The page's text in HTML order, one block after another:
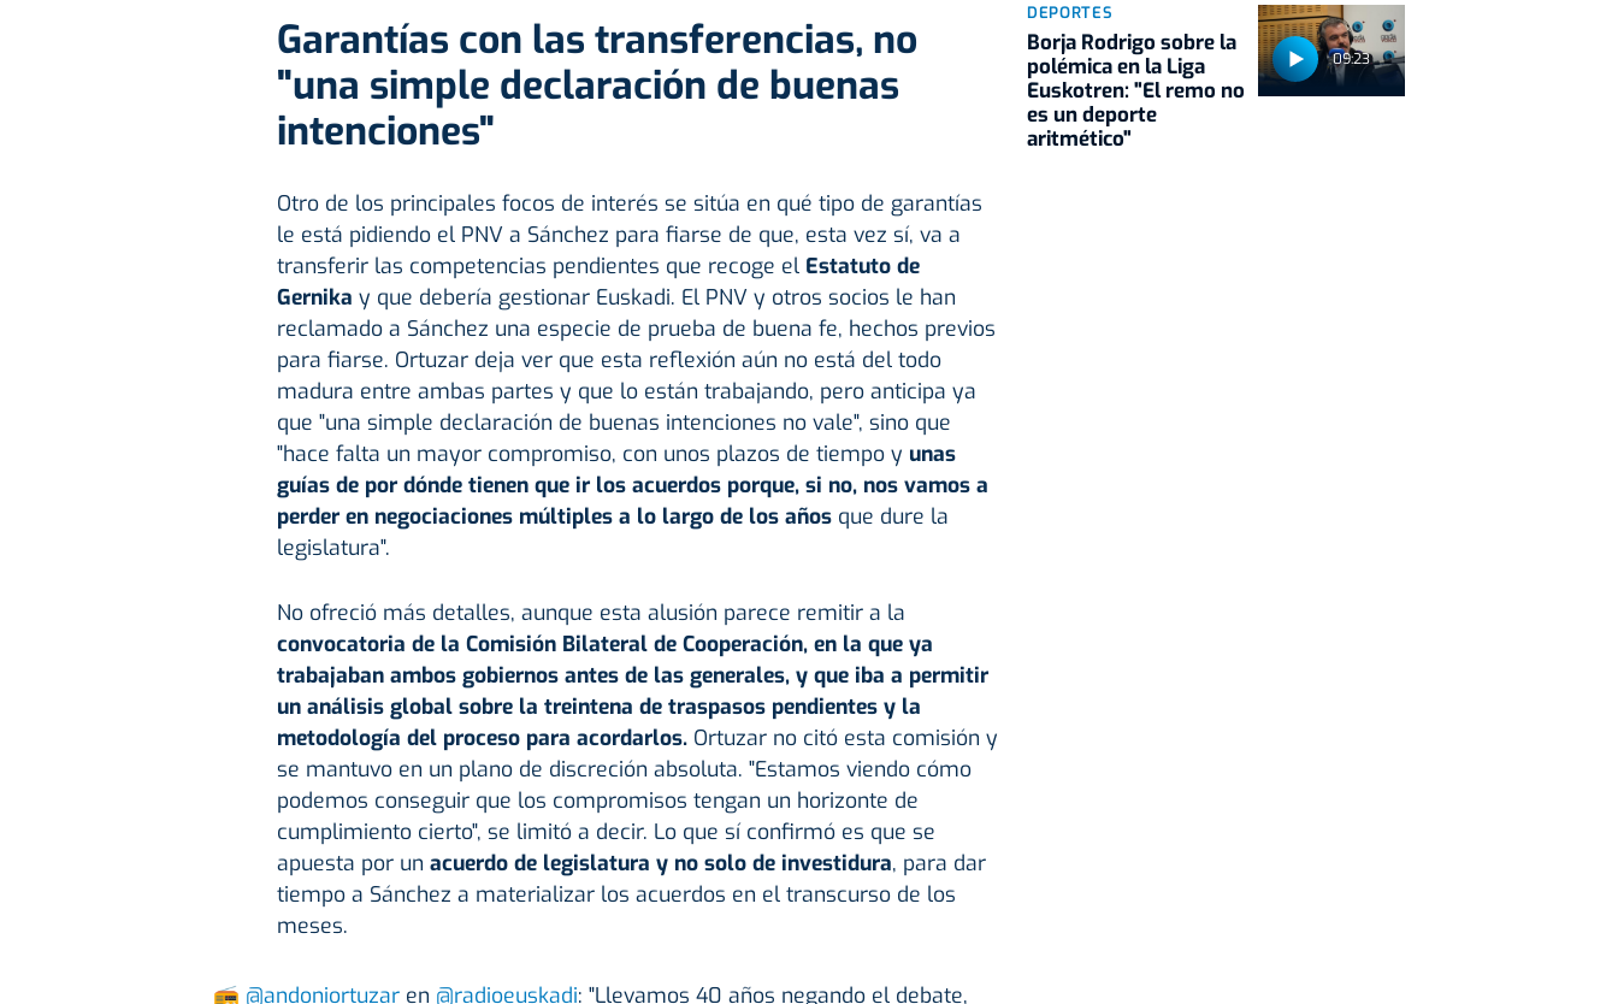
Garantías con las transferencias, no
"una simple declaración de buenas
intenciones"
Otro de los principales focos de interés se sitúa en qué tipo de garantías
le está pidiendo el PNV a Sánchez para fiarse de que, esta vez sí, va a
transferir las competencias pendientes que recoge el Estatuto de
Gernika y que debería gestionar Euskadi. El PNV y otros socios le han
reclamado a Sánchez una especie de prueba de buena fe, hechos previos
para fiarse. Ortuzar deja ver que esta reflexión aún no está del todo
madura entre ambas partes y que lo están trabajando, pero anticipa ya
que "una simple declaración de buenas intenciones no vale", sino que
"hace falta un mayor compromiso, con unos plazos de tiempo y unas
guías de por dónde tienen que ir los acuerdos porque, si no, nos vamos a
perder en negociaciones múltiples a lo largo de los añosque dure la
legislatura".
No ofreció más detalles, aunque esta alusión parece remitir a la
convocatoria de la Comisión Bilateral de Cooperación, en la que ya
trabajaban ambos gobiernos antes de las generales, y que iba a permitir
un análisis global sobre la treintena de traspasos pendientes y la
metodología del proceso para acordarlos.Ortuzar no citó esta comisión y
se mantuvo en un plano de discreción absoluta. "Estamos viendo cómo
podemos conseguir que los compromisos tengan un horizonte de
cumplimiento cierto", se limitó a decir. Lo que sí confirmó es que se
apuesta por un acuerdo de legislatura y no solo de investidura, para dar
tiempo a Sánchez a materializar los acuerdos en el transcurso de los
meses.
📻 @andoniortuzar en @radioeuskadi: "Llevamos 40 años negando el debate,
09:23
DEPORTES
Borja Rodrigo sobre la
polémica en la Liga
Euskotren: "El remo no
es un deporte
aritmético"